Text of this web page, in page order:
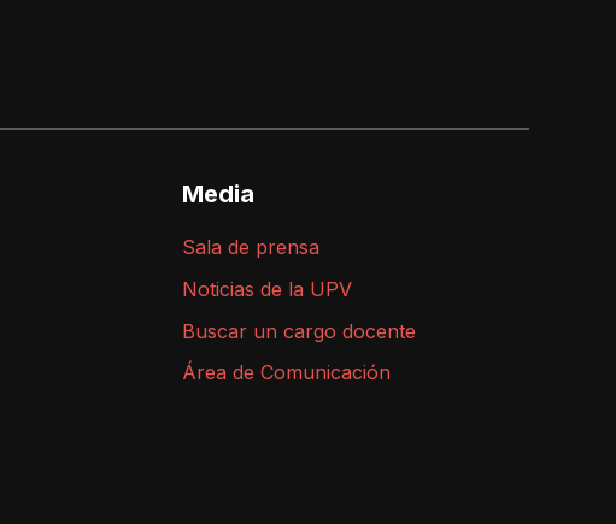
Media
Sala de prensa
Noticias de la UPV
Buscar un cargo docente
Área de Comunicación